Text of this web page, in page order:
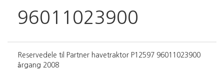
96011023900
Reservedele til Partner havetraktor P12597 96011023900
årgang 2008